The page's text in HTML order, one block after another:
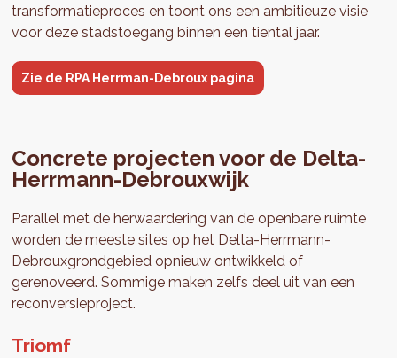
transformatieproces en toont ons een ambitieuze visie
voor deze stadstoegang binnen een tiental jaar.
Zie de RPA Herrman-Debroux pagina
Concrete projecten voor de Delta-
Herrmann-Debrouxwijk
Parallel met de herwaardering van de openbare ruimte
worden de meeste sites op het Delta-Herrmann-
Debrouxgrondgebied opnieuw ontwikkeld of
gerenoveerd. Sommige maken zelfs deel uit van een
reconversieproject.
Triomf